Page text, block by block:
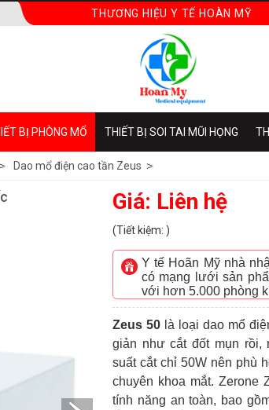
THƯƠNG HIỆU Y TẾ HOÀN MỸ
BỊ PHÒNG MỔ THIẾT BỊ SOI TAI MŨI HỌNG
Dao mổ điện cao tần Zeus
Giá: Liên hệ
(Tiết kiệm: )
Y tế Hoãn Mỹ nhà
có mạng lưới sản
với hơn 5.000 phòng
Zeus 50là loại dao mổ
giản như cắt đốt mụn rồi,
suất cắt chỉ 50W nên phù
chuyên khoa mắt. Zerone
tính năng an toàn, bao